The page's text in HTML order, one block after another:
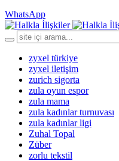
WhatsApp
zyxel türkiye
zyxel iletişim
zurich sigorta
zula oyun espor
zula mama
zula kadınlar turnuvası
zula kadınlar ligi
Zuhal Topal
Züber
zorlu tekstil